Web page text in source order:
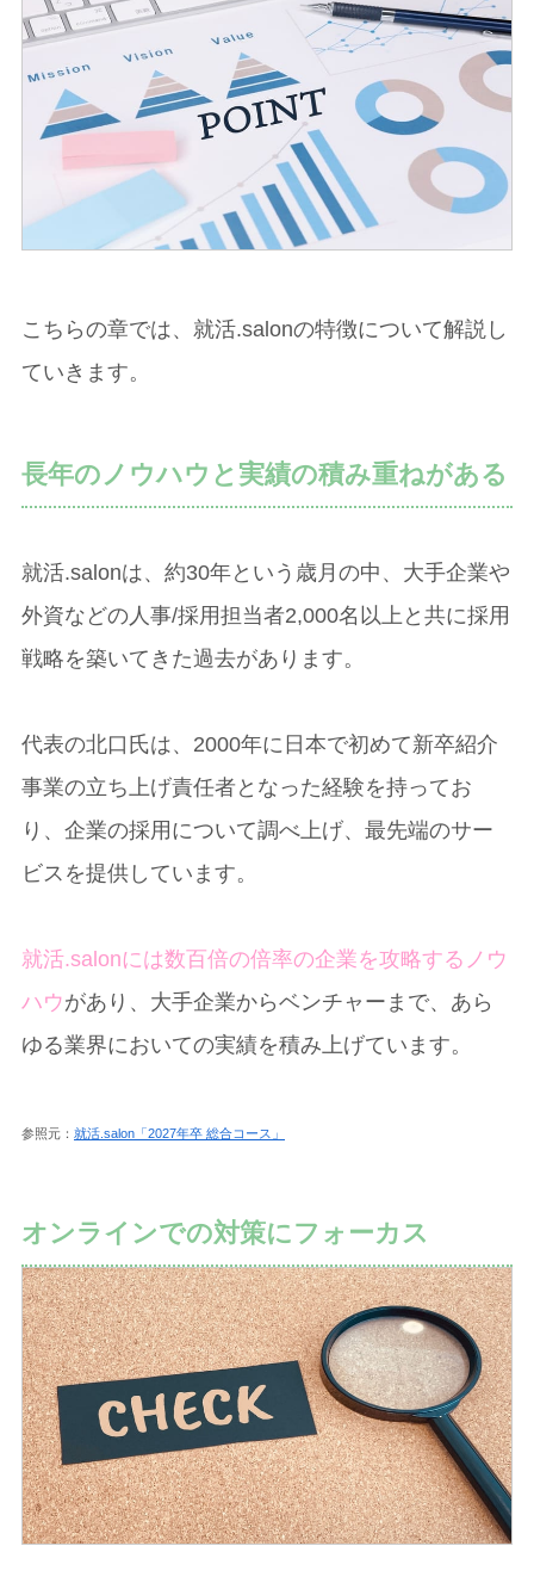
こちらの章では、就活.salonの特徴について解説し
ていきます。
長年のノウハウと実績の積み重ねがある
就活.salonは、約30年という歳月の中、大手企業や
外資などの人事/採用担当者2,000名以上と共に採用
戦略を築いてきた過去があります。
代表の北口氏は、2000年に日本で初めて新卒紹介
事業の立ち上げ責任者となった経験を持ってお
り、企業の採用について調べ上げ、最先端のサー
ビスを提供しています。
就活.salonには数百倍の倍率の企業を攻略するノウ
ハウがあり、大手企業からベンチャーまで、あら
ゆる業界においての実績を積み上げています。
参照元： 就活.salon「2027年卒 総合コース」
オンラインでの対策にフォーカス